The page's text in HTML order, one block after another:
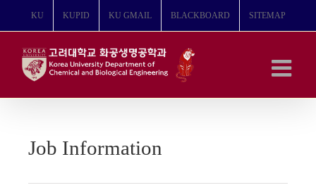
뛰
KU KUPID KU GMAIL BLACKBOARD SITEMAP
Job Information